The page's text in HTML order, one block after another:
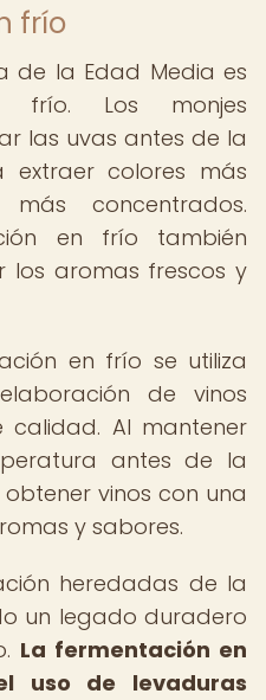
frío
de la Edad Media es
frío. Los monjes
las uvas antes de la
extraer colores más
concentrados.
en frío también
los aromas frescos y
en frío se utiliza
de vinos
Al mantener
antes de la
vinos con una
y sabores.
heredadas de la
un legado duradero
La fermentación en
uso de levaduras